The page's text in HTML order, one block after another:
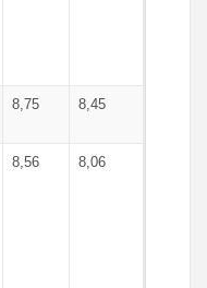
8,75 8,45
8,56 8,06